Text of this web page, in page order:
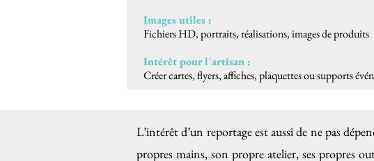
Images utiles :
Fichiers HD, portraits, réalisations, images de produits
Intérêt pour l'artisan :
Créer cartes, flyers, affiches, plaquettes ou supports
L’intérêt d’un reportage est aussi de ne pas
propres mains, son propre atelier, ses propres